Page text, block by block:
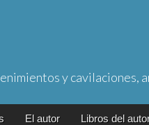
y cavilaciones,
El autor Libros del